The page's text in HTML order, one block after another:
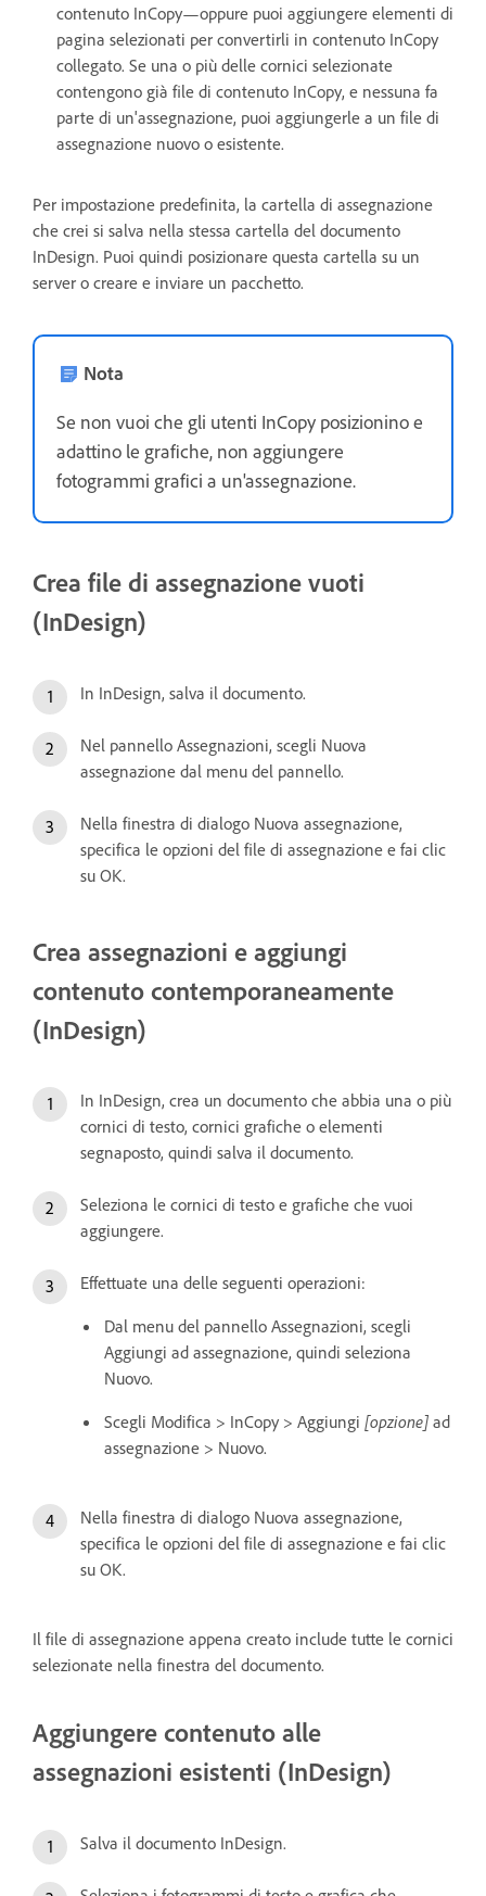
contenuto InCopy—oppure puoi aggiungere elementi di
pagina selezionati per convertirli in contenuto InCopy
collegato. Se una o più delle cornici selezionate
contengono già file di contenuto InCopy, e nessuna fa
parte di un'assegnazione, puoi aggiungerle a un file di
assegnazione nuovo o esistente.
Per impostazione predefinita, la cartella di assegnazione
che crei si salva nella stessa cartella del documento
InDesign. Puoi quindi posizionare questa cartella su un
server o creare e inviare un pacchetto.
Nota
Se non vuoi che gli utenti InCopy posizionino e
adattino le grafiche, non aggiungere
fotogrammi grafici a un'assegnazione.
Crea file di assegnazione vuoti
(InDesign)
In InDesign, salva il documento.
Nel pannello Assegnazioni, scegli Nuova
assegnazione dal menu del pannello.
Nella finestra di dialogo Nuova assegnazione,
specifica le opzioni del file di assegnazione e fai clic
su OK.
Crea assegnazioni e aggiungi
contenuto contemporaneamente
(InDesign)
In InDesign, crea un documento che abbia una o più
cornici di testo, cornici grafiche o elementi
segnaposto, quindi salva il documento.
Seleziona le cornici di testo e grafiche che vuoi
aggiungere.
Effettuate una delle seguenti operazioni:
Dal menu del pannello Assegnazioni, scegli
Aggiungi ad assegnazione, quindi seleziona
Nuovo.
Scegli Modifica > InCopy > Aggiungi [opzione] ad
assegnazione > Nuovo.
Nella finestra di dialogo Nuova assegnazione,
specifica le opzioni del file di assegnazione e fai clic
su OK.
Il file di assegnazione appena creato include tutte le cornici
selezionate nella finestra del documento.
Aggiungere contenuto alle
assegnazioni esistenti (InDesign)
Salva il documento InDesign.